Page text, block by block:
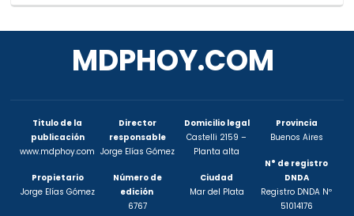
MDPHOY.COM
Titulo de la
publicación
www.mdphoy.com
Propietario
Jorge Elías Gómez
Director
responsable
Jorge Elías Gómez
Número de
edición
6767
Domicilio legal
Castelli 2159 –
Planta alta
Ciudad
Mar del Plata
Provincia
Buenos Aires
N° de registro
DNDA
Registro DNDA Nº
51014176